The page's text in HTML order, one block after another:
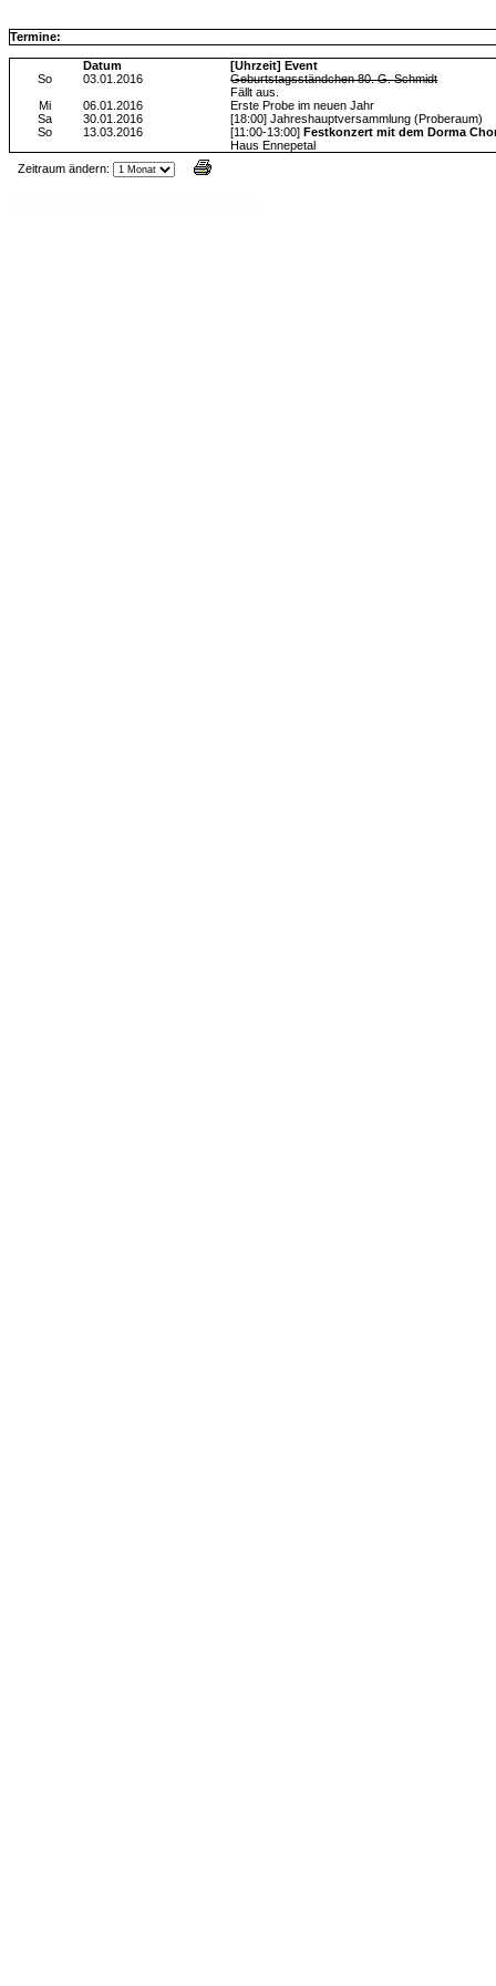
Termine:
Datum
[Uhrzeit] Event
So
03.01.2016
Geburtstagsständchen 80. G. Schmidt
Fällt aus.
Mi
06.01.2016
Erste Probe im neuen Jahr
Sa
30.01.2016
[18:00] Jahreshauptversammlung (Proberaum)
So
13.03.2016 [11:00-13:00] Festkonzert mit dem Dorma
Haus Ennepetal
Zeitraum ändern: